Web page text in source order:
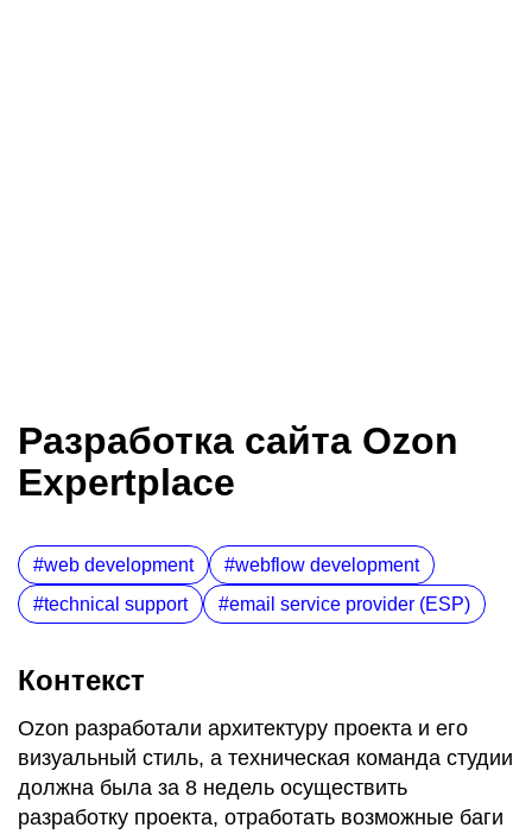
Разработка сайта Ozon
Expertplace
web development
webflow development
technical support
email service provider (ESP)
Контекст
Ozon разработали архитектуру проекта и его
визуальный стиль, а техническая команда студии
должна была за 8 недель осуществить
разработку проекта, отработать возможные баги